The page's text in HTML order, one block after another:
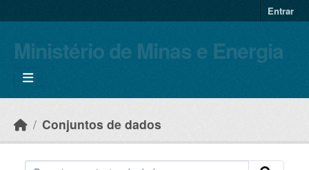
Entrar
Ministério de Minas e Energia
Conjuntos de dados